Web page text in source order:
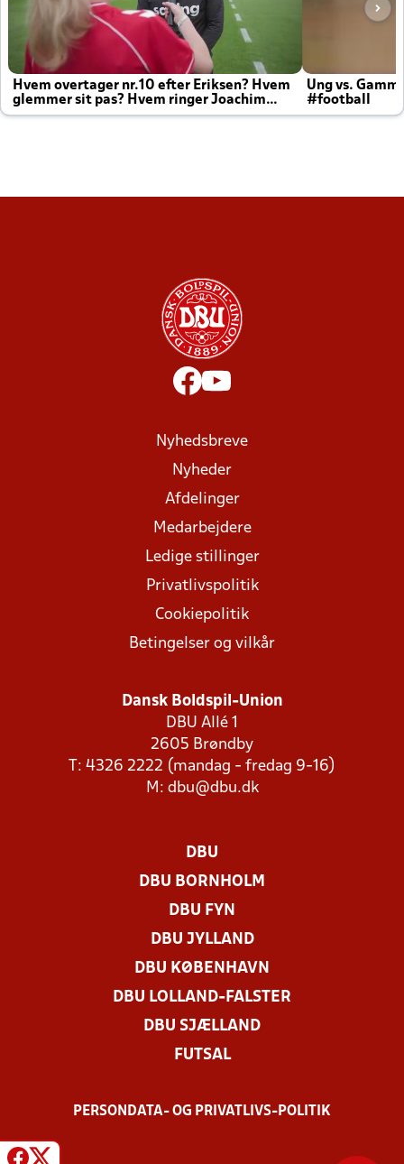
Hvem overtager nr.10 efter Eriksen? Hvem
glemmer sit pas? Hvem ringer Joachim
altid til efter kampe?
Ung vs.
#football
Nyhedsbreve
Nyheder
Afdelinger
Medarbejdere
Ledige stillinger
Privatlivspolitik
Cookiepolitik
Betingelser og vilkår
Dansk Boldspil-Union
DBU Allé 1
2605 Brøndby
T: 4326 2222 (mandag - fredag 9-16)
M: dbu@dbu.dk
DBU
DBU BORNHOLM
DBU FYN
DBU JYLLAND
DBU KØBENHAVN
DBU LOLLAND-FALSTER
DBU SJÆLLAND
FUTSAL
PERSONDATA- OG PRIVATLIVS-POLITIK